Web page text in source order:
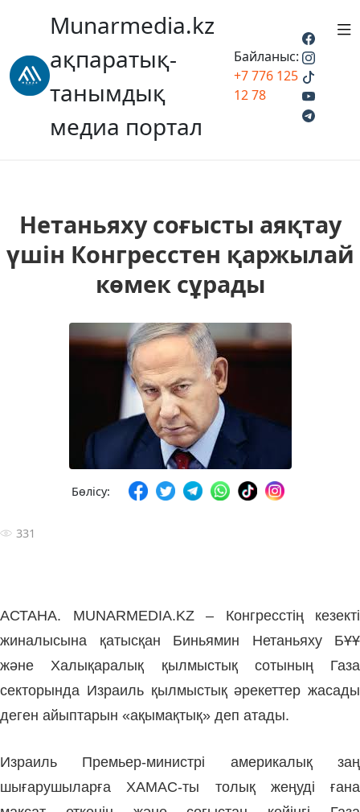
Munarmedia.kz
ақпаратық-
танымдық
медиа портал
Байланыс:
+7 776 125
12 78
Нетаньяху соғысты аяқтау
үшін Конгресстен қаржылай
көмек сұрады
Бөлісу:
331
АСТАНА. MUNARMEDIA.KZ –
Конгресстің кезекті
жиналысына қатысқан
Биньямин Нетаньяху БҰҰ
және Халықаралық қылмыстық сотының Газа
секторында Израиль қылмыстық әрекеттер жасады
деген айыптарын «ақымақтық» деп атады.
Израиль Премьер-министрі америкалық заң
шығарушыларға ХАМАС-ты толық жеңуді ғана